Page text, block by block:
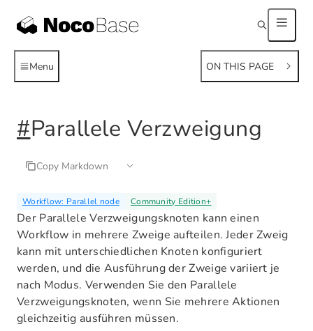
Menu ON THIS PAGE
#Parallele Verzweigung
Copy Markdown
Workflow: Parallel node Community Edition+
Der Parallele Verzweigungsknoten kann einen
Workflow in mehrere Zweige aufteilen. Jeder Zweig
kann mit unterschiedlichen Knoten konfiguriert
werden, und die Ausführung der Zweige variiert je
nach Modus. Verwenden Sie den Parallele
Verzweigungsknoten, wenn Sie mehrere Aktionen
gleichzeitig ausführen müssen.